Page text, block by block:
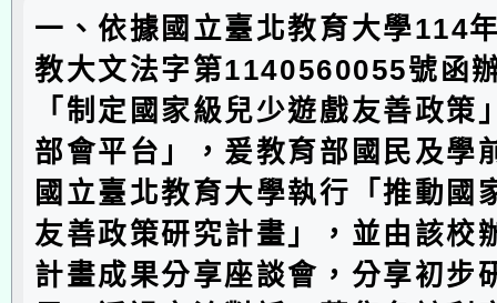
一、依據國立臺北教育大學114
教大文法字第1140560055號函
「制定國家級兒少遊戲友善政策
部會平台」，爰教育部國民及學
國立臺北教育大學執行「推動國
友善政策研究計畫」，並由該校
計畫成果分享座談會，分享初步